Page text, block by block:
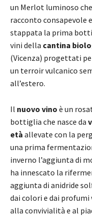
un Merlot luminoso
racconto consapevole
stappata la prima
vini della cantina
(Vicenza) progettati
un terroir vulcanico
all’estero.
Il nuovo vino è un
bottiglia che nasce da
età allevate con la
una prima
inverno l’aggiunta di
ha innescato la
aggiunta di anidride
dai colori e dai
alla convivialità e al